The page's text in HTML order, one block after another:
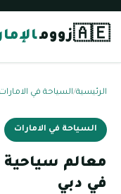
🇦🇪زووم
الرئيسية/السياحة في الامارات
السياحة في الامارات
معالم سياحية
في دبي